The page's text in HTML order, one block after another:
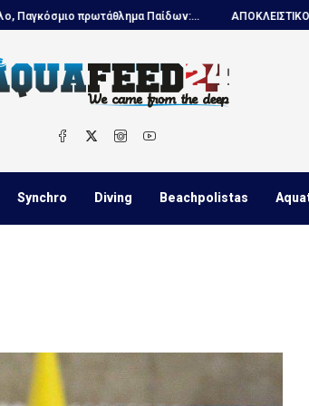
Παίδων:... ΑΠΟΚΛΕΙΣΤΙΚΟ – Ντέγιαν
Synchro Diving Beachpolistas